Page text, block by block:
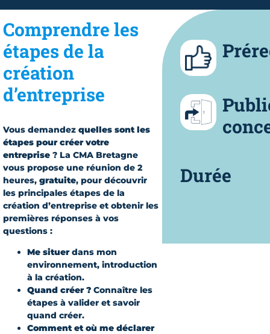
Comprendre les
étapes de la
création
d’entreprise
Vous demandez quelles sont les
étapes pour créer votre
entreprise ? La CMA Bretagne
vous propose une réunion de 2
heures, gratuite, pour découvrir
les principales étapes de la
création d’entreprise et obtenir les
premières réponses à vos
questions :
Me situerdans mon
environnement, introduction
à la création.
Quand créer ? Connaître les
étapes à valider et savoir
quand créer.
Comment et où me déclarer
Durée